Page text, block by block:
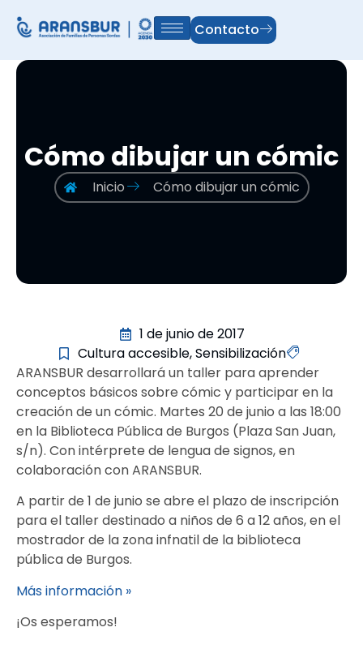
Contacto
Cómo dibujar un cómic
Inicio Cómo dibujar un cómic
1 de junio de 2017
Cultura accesible,Sensibilización
ARANSBUR desarrollará un taller para aprender
conceptos básicos sobre cómic y participar en la
creación de un cómic. Martes 20 de junio a las 18:00
en la Biblioteca Pública de Burgos (Plaza San Juan,
s/n). Con intérprete de lengua de signos, en
colaboración con ARANSBUR.
A partir de 1 de junio se abre el plazo de inscripción
para el taller destinado a niños de 6 a 12 años, en el
mostrador de la zona infnatil de la biblioteca
pública de Burgos.
Más información »
¡Os esperamos!